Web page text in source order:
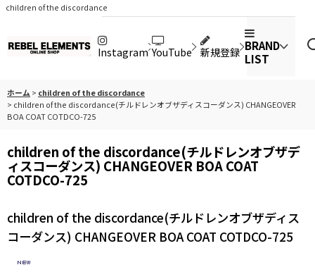
children of the discordance
Instagram YouTube 新規登録 BRAND
LIST
ホーム > children of the discordance
> children of the discordance(チルドレンオブザディスコーダンス) CHANGEOVER
BOA COAT COTDCO-725
children of the discordance(チルドレンオブザデ
ィスコーダンス) CHANGEOVER BOA COAT
COTDCO-725
children of the discordance(チルドレンオブザディス
コーダンス) CHANGEOVER BOA COAT COTDCO-725